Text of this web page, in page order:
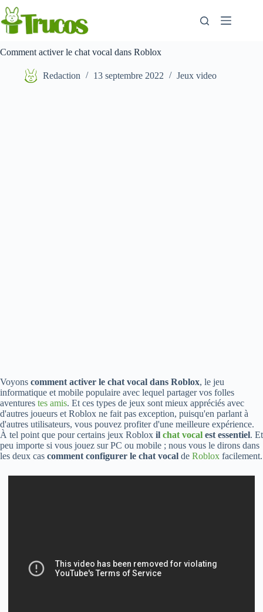
Aller
au
contenu
Comment activer le chat vocal dans Roblox
Redaction 13 septembre 2022 Jeux video
Voyons comment activer le chat vocal dans Roblox, le jeu
informatique et mobile populaire avec lequel partager vos folles
aventures tes amis. Et ces types de jeux sont mieux appréciés avec
d'autres joueurs et Roblox ne fait pas exception, puisqu'en parlant à
d'autres utilisateurs, vous pouvez profiter d'une meilleure expérience.
À tel point que pour certains jeux Roblox il chat vocal est essentiel. Et
peu importe si vous jouez sur PC ou mobile ; nous vous le dirons dans
les deux cas comment configurer le chat vocal de Roblox facilement.